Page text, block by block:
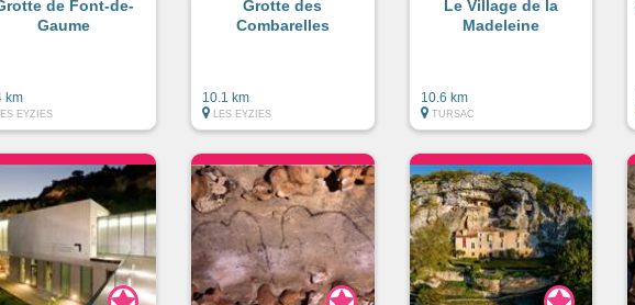
de Font-de-
Gaume
km
EYZIES
Grotte des
Combarelles
10.1 km
LES EYZIES
Le Village de la
Madeleine
10.6 km
TURSAC